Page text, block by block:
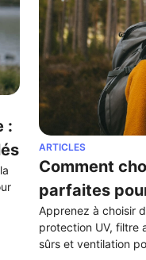
:
ARTICLES
Comment
parfaites
air ?
Apprenez à choisir
protection UV, filtre
sûrs et ventilation